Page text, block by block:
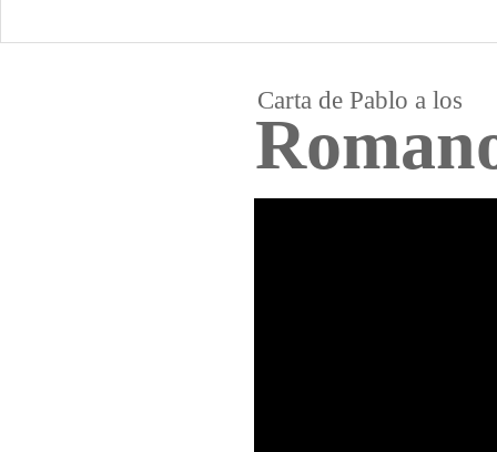
Carta de Pablo a los